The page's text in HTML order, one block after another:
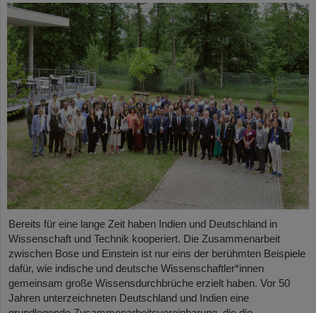
Bereits für eine lange Zeit haben Indien und Deutschland in
Wissenschaft und Technik kooperiert. Die Zusammenarbeit
zwischen Bose und Einstein ist nur eins der berühmten Beispiele
dafür, wie indische und deutsche Wissenschaftler*innen
gemeinsam große Wissensdurchbrüche erzielt haben. Vor 50
Jahren unterzeichneten Deutschland und Indien eine